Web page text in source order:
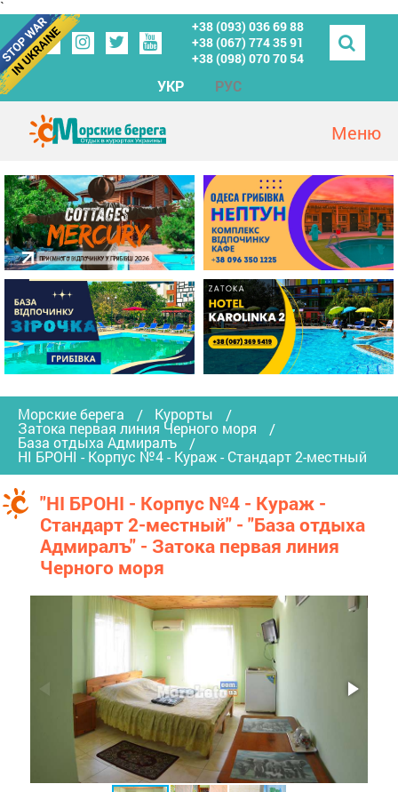
`
+38 (093) 036 69 88
+38 (067) 774 35 91
+38 (098) 070 70 54
УКР РУС
Морские берега Курорты
Затока первая линия Черного моря
База отдыха Адмиралъ
НІ БРОНІ - Корпус №4 - Кураж - Стандарт 2-местный
"НІ БРОНІ - Корпус №4 - Кураж -
Стандарт 2-местный" - "База отдыха
Адмиралъ" - Затока первая линия
Черного моря